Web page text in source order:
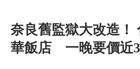
奈良舊監獄大改造！
華飯店 一晚要價近